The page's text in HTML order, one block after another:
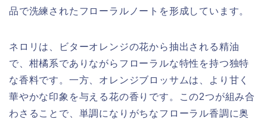
品で洗練されたフローラルノートを形成しています。
ネロリは、ビターオレンジの花から抽出される精油
で、柑橘系でありながらフローラルな特性を持つ独特
な香料です。一方、オレンジブロッサムは、より甘く
華やかな印象を与える花の香りです。この2つが組み合
わさることで、単調になりがちなフローラル香調に奥